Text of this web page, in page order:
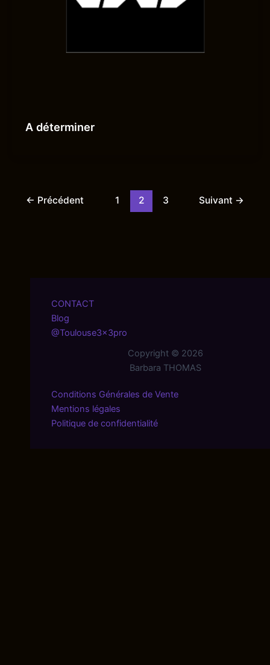
A déterminer
← Précédent 1 2 3 Suivant →
CONTACT
Blog
@Toulouse3x3pro
Copyright © 2026
Barbara THOMAS
Conditions Générales de Vente
Mentions légales
Politique de confidentialité